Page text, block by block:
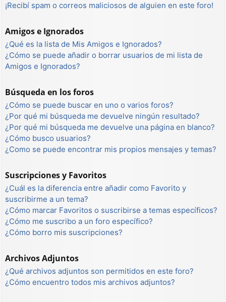
¡Recibí spam o correos maliciosos de alguien en este foro!
Amigos e Ignorados
¿Qué es la lista de Mis Amigos e Ignorados?
¿Cómo se puede añadir o borrar usuarios de mi lista de
Amigos e Ignorados?
Búsqueda en los foros
¿Cómo se puede buscar en uno o varios foros?
¿Por qué mi búsqueda me devuelve ningún resultado?
¿Por qué mi búsqueda me devuelve una página en blanco?
¿Cómo busco usuarios?
¿Como se puede encontrar mis propios mensajes y temas?
Suscripciones y Favoritos
¿Cuál es la diferencia entre añadir como Favorito y
suscribirme a un tema?
¿Cómo marcar Favoritos o suscribirse a temas específicos?
¿Cómo me suscribo a un foro específico?
¿Cómo borro mis suscripciones?
Archivos Adjuntos
¿Qué archivos adjuntos son permitidos en este foro?
¿Cómo encuentro todos mis archivos adjuntos?